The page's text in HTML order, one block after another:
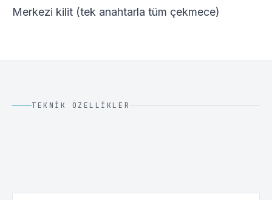
Merkezi kilit (tek anahtarla tüm çekmece)
TEKNIK ÖZELLIKLER